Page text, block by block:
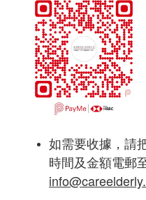
如需要收據，請
時間及金額電郵